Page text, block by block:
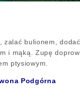
bulionem,
i mąką. Zupę
ptysiowym.
Podgórna